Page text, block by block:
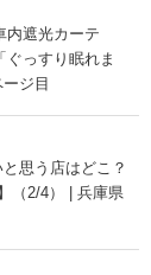
内遮光カーテ
っすり眠れま
ジ目
思う店はどこ？
（2/4） | 兵庫県